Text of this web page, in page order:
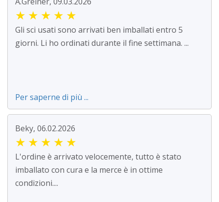
★ ★ ★ ★ ★
Gli sci usati sono arrivati ben imballati entro 5
giorni. Li ho ordinati durante il fine settimana. ...
Per saperne di più ...
Beky, 06.02.2026
★ ★ ★ ★ ★
L'ordine è arrivato velocemente, tutto è stato
imballato con cura e la merce è in ottime
condizioni....